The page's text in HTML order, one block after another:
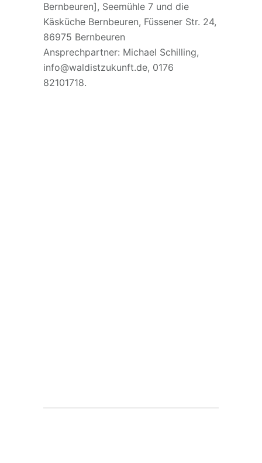
Bernbeuren], Seemühle 7 und die
Käsküche Bernbeuren, Füssener Str. 24,
86975 Bernbeuren
Ansprechpartner: Michael Schilling,
info@waldistzukunft.de, 0176
82101718.